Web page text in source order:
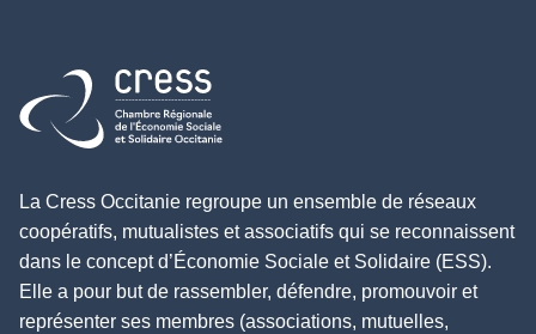
Retour à l'accueil
La Cress Occitanie regroupe un ensemble de réseaux
coopératifs, mutualistes et associatifs qui se reconnaissent
dans le concept d’Économie Sociale et Solidaire (ESS).
Elle a pour but de rassembler, défendre, promouvoir et
représenter ses membres (associations, mutuelles,